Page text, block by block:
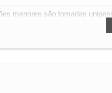
menores são tomadas